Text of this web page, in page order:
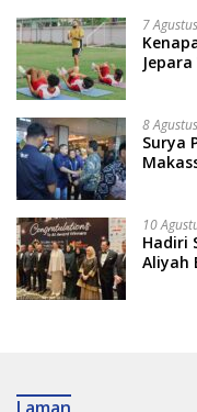
7
8
Surya
10
Hadiri
Aliyah